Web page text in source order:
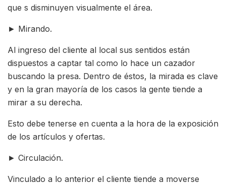
que s disminuyen visualmente el área.
► Mirando.
Al ingreso del cliente al local sus sentidos están
dispuestos a captar tal como lo hace un cazador
buscando la presa. Dentro de éstos, la mirada es clave
y en la gran mayoría de los casos la gente tiende a
mirar a su derecha.
Esto debe tenerse en cuenta a la hora de la exposición
de los artículos y ofertas.
► Circulación.
Vinculado a lo anterior el cliente tiende a moverse